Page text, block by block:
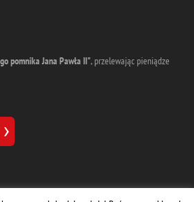
pomnika Jana Pawła II", przelewając pieniądze